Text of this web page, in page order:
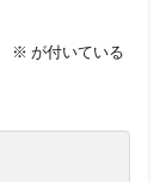
※ が付いている